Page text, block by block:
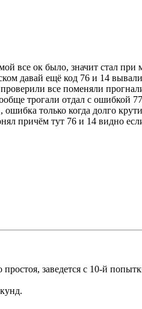
все ок было, значит стал
давай ещё код 76 и 14
все поменяли
трогали отдал с ошибкой
только когда долго
причём тут 76 и 14 видно
заведется с 10-й